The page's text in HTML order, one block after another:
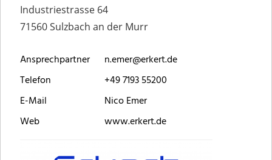
Industriestrasse 64
71560 Sulzbach an der Murr
Ansprechpartner
n.emer@erkert.de
Telefon
+49 7193 55200
E-Mail
Nico Emer
Web
www.erkert.de